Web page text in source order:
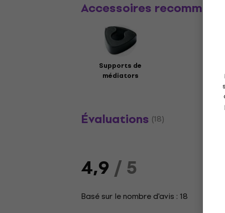
Accessoires
Supports de
médiators
Évaluations (18)
4,9/ 5
Basé sur le nombre d'avis : 18